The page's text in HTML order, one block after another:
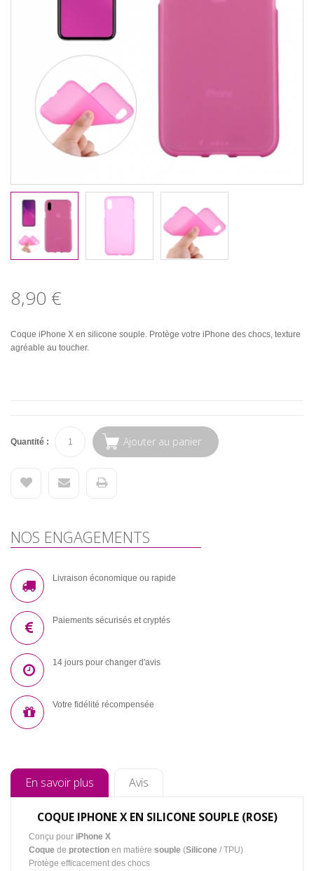
8,90 €
Coque iPhone X en silicone souple. Protège votre iPhone des chocs, texture
agréable au toucher.
Quantité : Ajouter au panier
NOS ENGAGEMENTS
Livraison économique ou rapide
Paiements sécurisés et cryptés
14 jours pour changer d'avis
Votre fidélité récompensée
En savoir plus Avis
COQUE IPHONE X EN SILICONE SOUPLE (ROSE)
Conçu pour iPhone X
Coque de protection en matière souple (Silicone / TPU)
Protège efficacement des chocs